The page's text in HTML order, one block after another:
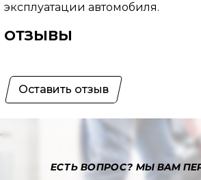
эксплуатации автомобиля.
ОТЗЫВЫ
Оставить отзыв
ЕСТЬ ВОПРОС?МЫ ВАМ